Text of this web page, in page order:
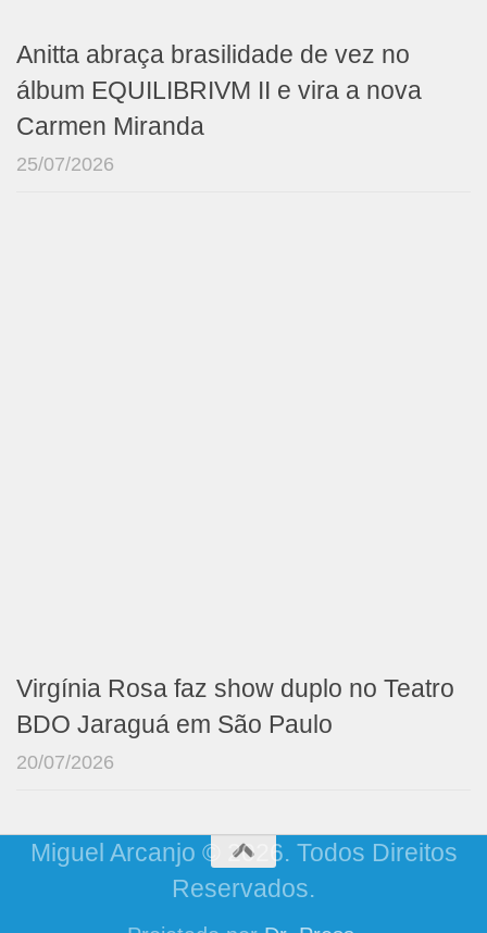
Anitta abraça brasilidade de vez no
álbum EQUILIBRIVM II e vira a nova
Carmen Miranda
25/07/2026
Virgínia Rosa faz show duplo no Teatro
BDO Jaraguá em São Paulo
20/07/2026
Miguel Arcanjo © 2026. Todos Direitos
Reservados.